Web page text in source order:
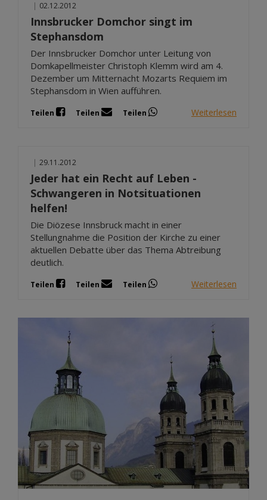
| 02.12.2012
Innsbrucker Domchor singt im
Stephansdom
Der Innsbrucker Domchor unter Leitung von
Domkapellmeister Christoph Klemm wird am 4.
Dezember um Mitternacht Mozarts Requiem im
Stephansdom in Wien aufführen.
Teilen Teilen Teilen Weiterlesen
| 29.11.2012
Jeder hat ein Recht auf Leben -
Schwangeren in Notsituationen
helfen!
Die Diözese Innsbruck macht in einer
Stellungnahme die Position der Kirche zu einer
aktuellen Debatte über das Thema Abtreibung
deutlich.
Teilen Teilen Teilen Weiterlesen